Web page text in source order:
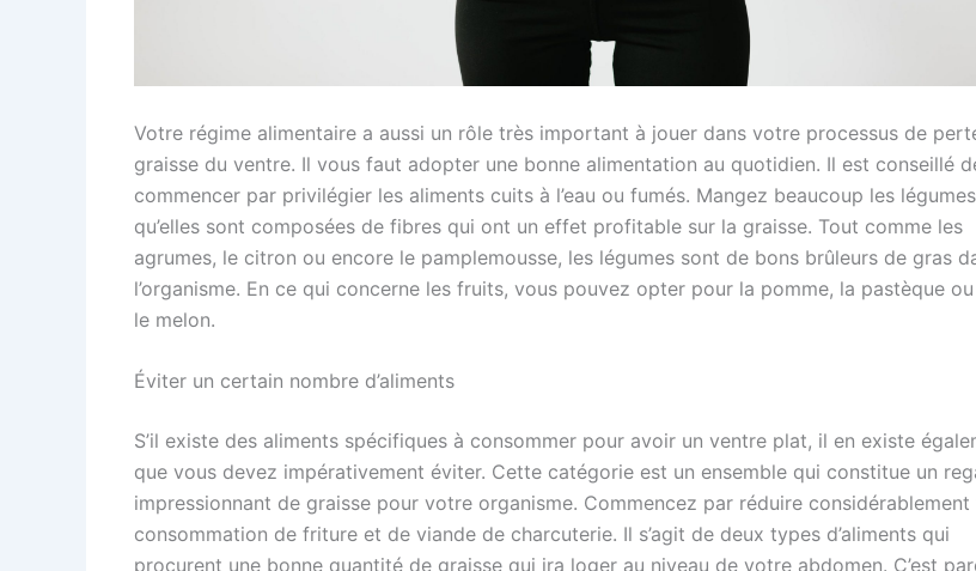
Votre régime alimentaire a aussi un rôle très important à jouer dans votre processus de
graisse du ventre. Il vous faut adopter une bonne alimentation au quotidien. Il est conseillé
commencer par privilégier les aliments cuits à l’eau ou fumés. Mangez beaucoup les
qu’elles sont composées de fibres qui ont un effet profitable sur la graisse. Tout comme les
agrumes, le citron ou encore le pamplemousse, les légumes sont de bons brûleurs de gras
l’organisme. En ce qui concerne les fruits, vous pouvez opter pour la pomme, la pastèque
le melon.
Éviter un certain nombre d’aliments
S’il existe des aliments spécifiques à consommer pour avoir un ventre plat, il en existe
que vous devez impérativement éviter. Cette catégorie est un ensemble qui constitue un
impressionnant de graisse pour votre organisme. Commencez par réduire
consommation de friture et de viande de charcuterie. Il s’agit de deux types d’aliments qui
procurent une bonne quantité de graisse qui ira loger au niveau de votre abdomen. C’est